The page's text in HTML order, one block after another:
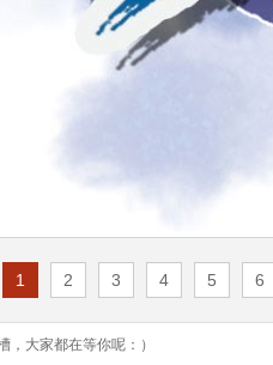
1 2 3 4 5 6
大家都在等你呢：）